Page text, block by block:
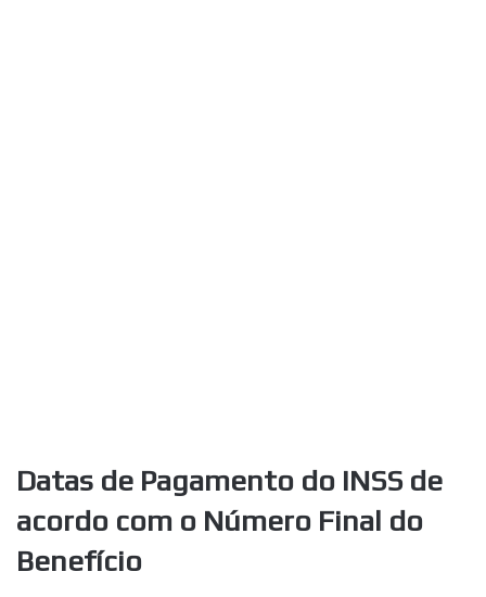
Datas de Pagamento do INSS de
acordo com o Número Final do
Benefício